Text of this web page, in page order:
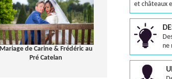
Mariage de Carine & Frédéric au
Pré Catelan
et châteaux
ne